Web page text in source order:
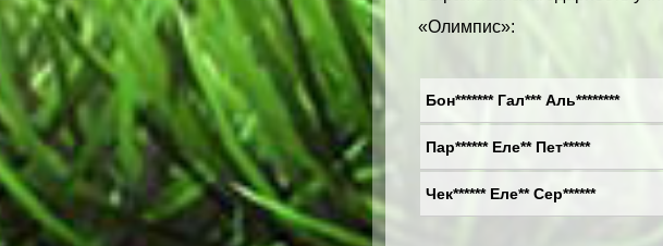
«Олимпис»:
Бон******* Гал*** Аль********
Пар****** Еле** Пет*****
Чек****** Еле** Сер******